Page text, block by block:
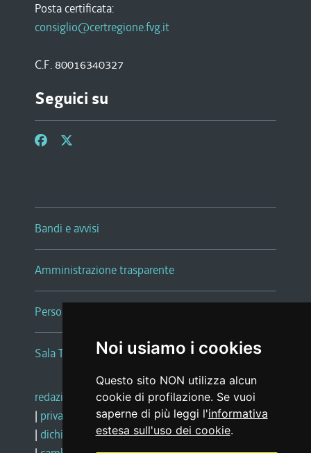
Noi usiamo i cookies
Questo sito NON utilizza alcun
cookie di profilazione. Se vuoi
saperne di più leggi l'informativa
estesa sull'uso dei cookie.
Posta certificata:
consiglio@certregione.fvg.it
C.F. 80016340327
Seguici su
Bandi e avvisi
Amministrazione trasparente
Persone e Uffici
Sala Tiziano Tessitori
redazione web |note legali |glossario
| privacy
social media policy
| dichiarazione di accessibilità |feedback